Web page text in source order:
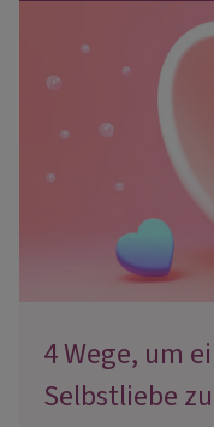
4 Wege, um
Selbstliebe